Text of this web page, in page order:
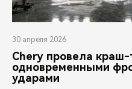
30 апреля 2026
Chery провела
одновременными
ударами